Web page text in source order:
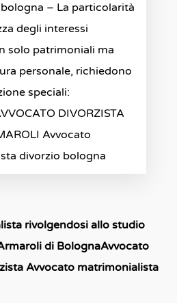
– La particolarità
degli interessi
solo patrimoniali ma
personale, richiedono
speciali:
DIVORZISTA
Avvocato
divorzio bologna
rivolgendosi allo studio
di BolognaAvvocato
Avvocato matrimonialista